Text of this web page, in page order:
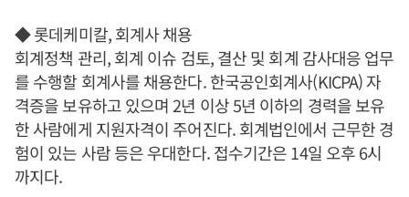
◆ 롯데케미칼, 회계사 채용
회계정책 관리, 회계 이슈 검토, 결산 및 회계 감사대응 업무
를 수행할 회계사를 채용한다. 한국공인회계사(KICPA) 자
격증을 보유하고 있으며 2년 이상 5년 이하의 경력을 보유
한 사람에게 지원자격이 주어진다. 회계법인에서 근무한 경
험이 있는 사람 등은 우대한다. 접수기간은 14일 오후 6시
까지다.